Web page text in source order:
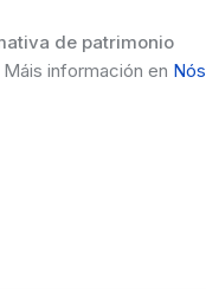
de patrimonio
información en Nós